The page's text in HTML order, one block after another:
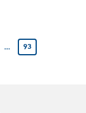
… 93